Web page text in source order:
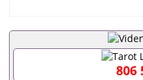
凭办理英国文凭办理加
速办理材料： 1、毕业
+教育部认证,录取通知
备证明材料，给父母及
806